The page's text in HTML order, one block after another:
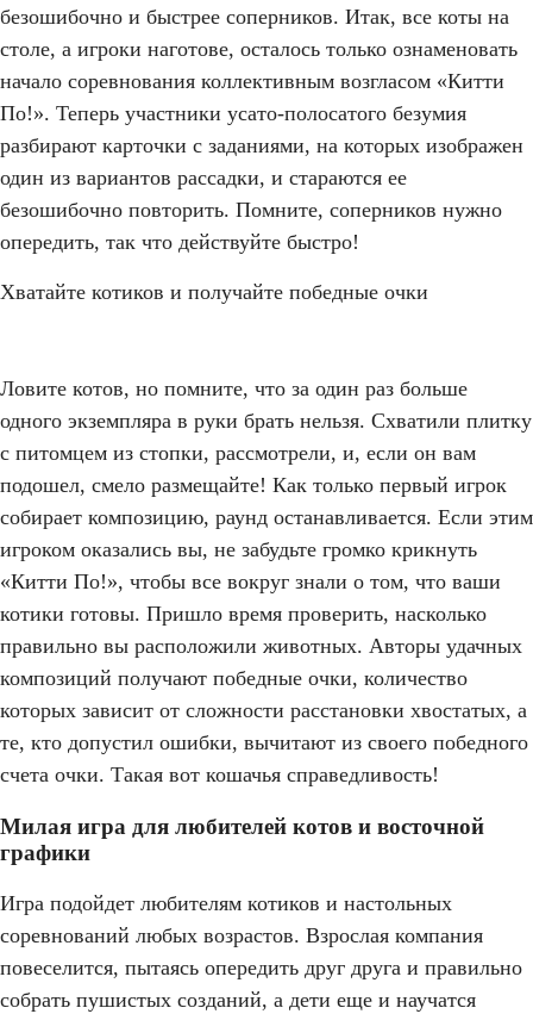
безошибочно и быстрее соперников. Итак, все коты на
столе, а игроки наготове, осталось только ознаменовать
начало соревнования коллективным возгласом «Китти
По!». Теперь участники усато-полосатого безумия
разбирают карточки с заданиями, на которых изображен
один из вариантов рассадки, и стараются ее
безошибочно повторить. Помните, соперников нужно
опередить, так что действуйте быстро!
Хватайте котиков и получайте победные очки
Ловите котов, но помните, что за один раз больше
одного экземпляра в руки брать нельзя. Схватили плитку
с питомцем из стопки, рассмотрели, и, если он вам
подошел, смело размещайте! Как только первый игрок
собирает композицию, раунд останавливается. Если этим
игроком оказались вы, не забудьте громко крикнуть
«Китти По!», чтобы все вокруг знали о том, что ваши
котики готовы. Пришло время проверить, насколько
правильно вы расположили животных. Авторы удачных
композиций получают победные очки, количество
которых зависит от сложности расстановки хвостатых, а
те, кто допустил ошибки, вычитают из своего победного
счета очки. Такая вот кошачья справедливость!
Милая игра для любителей котов и восточной
графики
Игра подойдет любителям котиков и настольных
соревнований любых возрастов. Взрослая компания
повеселится, пытаясь опередить друг друга и правильно
собрать пушистых созданий, а дети еще и научатся